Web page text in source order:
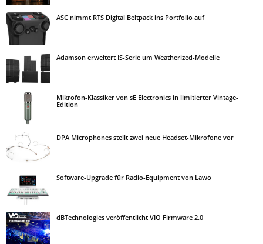
ASC nimmt RTS Digital Beltpack ins Portfolio auf
Adamson erweitert IS-Serie um Weatherized-Modelle
Mikrofon-Klassiker von sE Electronics in limitierter Vintage-
Edition
DPA Microphones stellt zwei neue Headset-Mikrofone vor
Software-Upgrade für Radio-Equipment von Lawo
dBTechnologies veröffentlicht VIO Firmware 2.0